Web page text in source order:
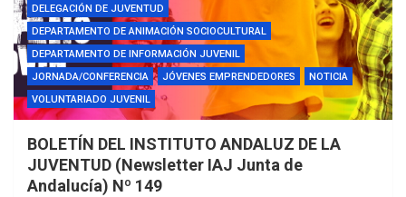
DELEGACIÓN DE JUVENTUD
DEPARTAMENTO DE ANIMACIÓN SOCIOCULTURAL
DEPARTAMENTO DE INFORMACIÓN JUVENIL
JORNADA/CONFERENCIA
JÓVENES EMPRENDEDORES
NOTICIA
VOLUNTARIADO JUVENIL
BOLETÍN DEL INSTITUTO ANDALUZ DE LA
JUVENTUD (Newsletter IAJ Junta de
Andalucía) Nº 149